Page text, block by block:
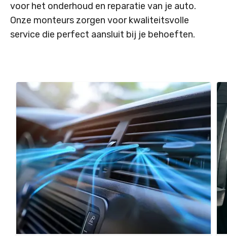
voor het onderhoud en reparatie van je auto.
Onze monteurs zorgen voor kwaliteitsvolle
service die perfect aansluit bij je behoeften.